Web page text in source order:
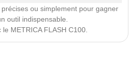
ou simplement pour gagner
outil indispensable.
METRICA FLASH C100.